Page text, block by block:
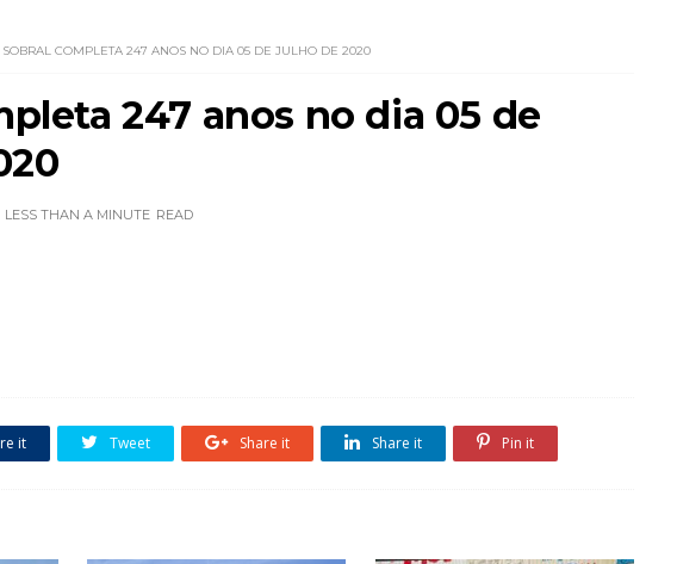
SOBRAL COMPLETA 247 ANOS NO DIA 05 DE JULHO DE 2020
247 anos no dia 05 de
LESS THAN A MINUTE READ
it Tweet Share it Share it Pin it